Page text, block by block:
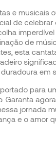
e musicais
de celebrar
de
esta
em
para
Garanta
jornada
e o amor